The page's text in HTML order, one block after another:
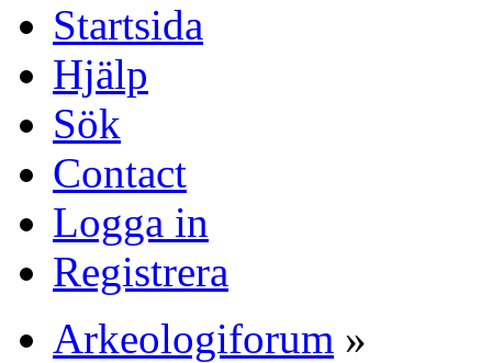
Startsida
Hjälp
Sök
Contact
Logga in
Registrera
Arkeologiforum »